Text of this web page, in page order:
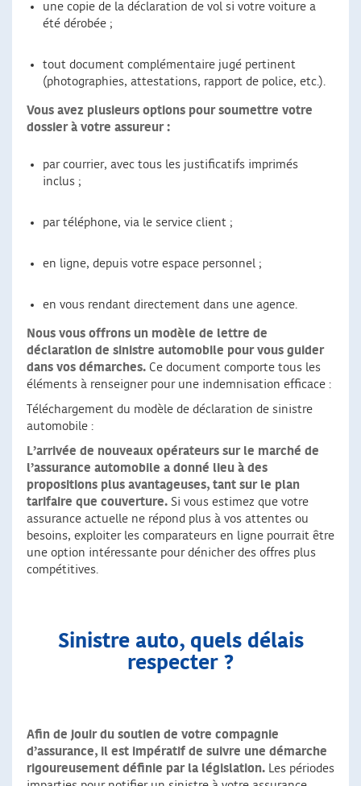
une copie de la déclaration de vol si votre voiture a
été dérobée ;
tout document complémentaire jugé pertinent
(photographies, attestations, rapport de police, etc.).
Vous avez plusieurs options pour soumettre votre
dossier à votre assureur :
par courrier, avec tous les justificatifs imprimés
inclus ;
par téléphone, via le service client ;
en ligne, depuis votre espace personnel ;
en vous rendant directement dans une agence.
Nous vous offrons un modèle de lettre de
déclaration de sinistre automobile pour vous guider
dans vos démarches. Ce document comporte tous les
éléments à renseigner pour une indemnisation efficace :
Téléchargement du modèle de déclaration de sinistre
automobile :
L’arrivée de nouveaux opérateurs sur le marché de
l’assurance automobile a donné lieu à des
propositions plus avantageuses, tant sur le plan
tarifaire que couverture. Si vous estimez que votre
assurance actuelle ne répond plus à vos attentes ou
besoins, exploiter les comparateurs en ligne pourrait être
une option intéressante pour dénicher des offres plus
compétitives.
Sinistre auto, quels délais
respecter ?
Afin de jouir du soutien de votre compagnie
d’assurance, il est impératif de suivre une démarche
rigoureusement définie par la législation. Les périodes